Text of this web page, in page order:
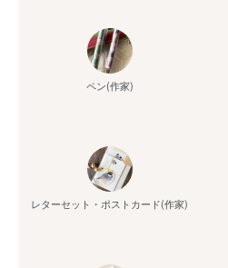
ペン(作家)
レターセット・ポストカード(作家)